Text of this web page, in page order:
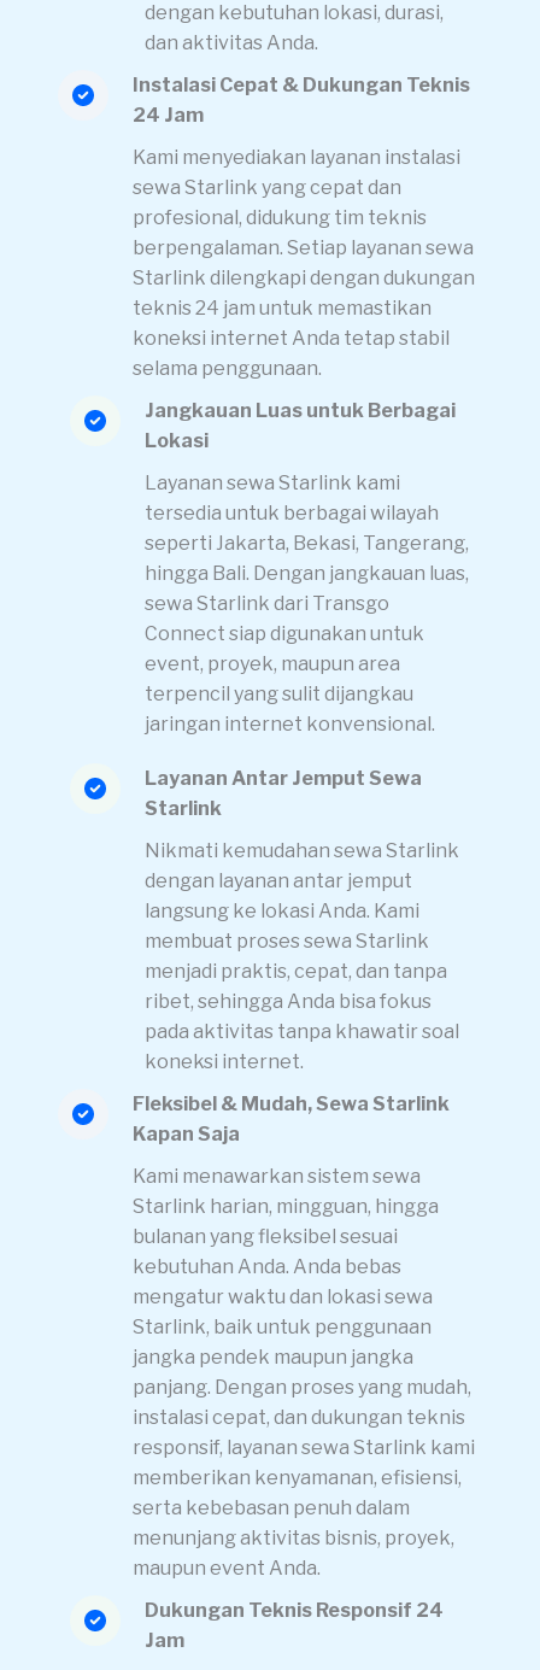
Layanan Antar Jemput Sewa
Starlink
Nikmati kemudahan sewa Starlink
dengan layanan antar jemput
langsung ke lokasi Anda. Kami
membuat proses sewa Starlink
menjadi praktis, cepat, dan tanpa
ribet, sehingga Anda bisa fokus
pada aktivitas tanpa khawatir soal
koneksi internet.
Fleksibel & Mudah, Sewa Starlink
Kapan Saja
Kami menawarkan sistem sewa
Starlink harian, mingguan, hingga
bulanan yang fleksibel sesuai
kebutuhan Anda. Anda bebas
mengatur waktu dan lokasi sewa
Starlink, baik untuk penggunaan
jangka pendek maupun jangka
panjang. Dengan proses yang mudah,
instalasi cepat, dan dukungan teknis
responsif, layanan sewa Starlink kami
memberikan kenyamanan, efisiensi,
serta kebebasan penuh dalam
menunjang aktivitas bisnis, proyek,
maupun event Anda.
Dukungan Teknis Responsif 24
Jam
dengan kebutuhan lokasi, durasi,
dan aktivitas Anda.
Instalasi Cepat & Dukungan Teknis
24 Jam
Kami menyediakan layanan instalasi
sewa Starlink yang cepat dan
profesional, didukung tim teknis
berpengalaman. Setiap layanan sewa
Starlink dilengkapi dengan dukungan
teknis 24 jam untuk memastikan
koneksi internet Anda tetap stabil
selama penggunaan.
Jangkauan Luas untuk Berbagai
Lokasi
Layanan sewa Starlink kami
tersedia untuk berbagai wilayah
seperti Jakarta, Bekasi, Tangerang,
hingga Bali. Dengan jangkauan luas,
sewa Starlink dari Transgo
Connect siap digunakan untuk
event, proyek, maupun area
terpencil yang sulit dijangkau
jaringan internet konvensional.